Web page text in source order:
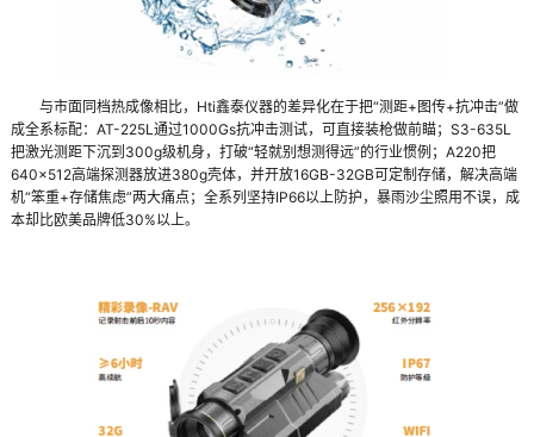
与市面同档热成像相比，Hti鑫泰仪器的差异化在于把“测距+图传+抗冲击”做
成全系标配：AT-225L通过1000Gs抗冲击测试，可直接装枪做前瞄；S3-635L
把激光测距下沉到300g级机身，打破“轻就别想测得远”的行业惯例；A220把
640×512高端探测器放进380g壳体，并开放16GB-32GB可定制存储，解决高端
机“笨重+存储焦虑”两大痛点；全系列坚持IP66以上防护，暴雨沙尘照用不误，成
本却比欧美品牌低30%以上。